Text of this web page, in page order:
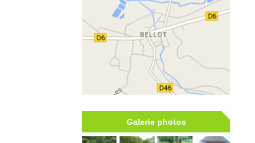
Galerie photos